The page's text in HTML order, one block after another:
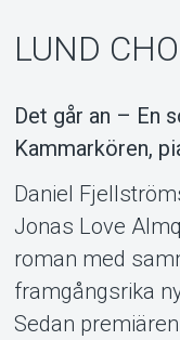
LUND
Det går an – En
Kammarkören,
Daniel
Jonas Love
roman med
framgångsrika
Sedan